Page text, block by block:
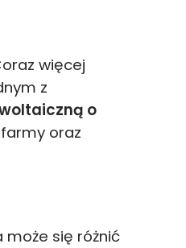
więcej
z
o
oraz
może się różnić